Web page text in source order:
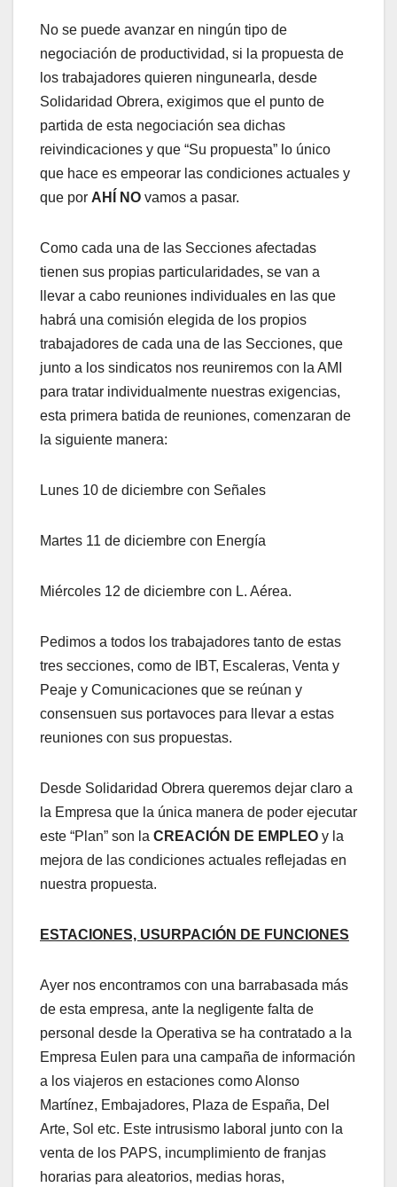
No se puede avanzar en ningún tipo de
negociación de productividad, si la propuesta de
los trabajadores quieren ningunearla, desde
Solidaridad Obrera, exigimos que el punto de
partida de esta negociación sea dichas
reivindicaciones y que “Su propuesta” lo único
que hace es empeorar las condiciones actuales y
que por AHÍ NO vamos a pasar.
Como cada una de las Secciones afectadas
tienen sus propias particularidades, se van a
llevar a cabo reuniones individuales en las que
habrá una comisión elegida de los propios
trabajadores de cada una de las Secciones, que
junto a los sindicatos nos reuniremos con la AMI
para tratar individualmente nuestras exigencias,
esta primera batida de reuniones, comenzaran de
la siguiente manera:
Lunes 10 de diciembre con Señales
Martes 11 de diciembre con Energía
Miércoles 12 de diciembre con L. Aérea.
Pedimos a todos los trabajadores tanto de estas
tres secciones, como de IBT, Escaleras, Venta y
Peaje y Comunicaciones que se reúnan y
consensuen sus portavoces para llevar a estas
reuniones con sus propuestas.
Desde Solidaridad Obrera queremos dejar claro a
la Empresa que la única manera de poder ejecutar
este “Plan” son la CREACIÓN DE EMPLEO y la
mejora de las condiciones actuales reflejadas en
nuestra propuesta.
ESTACIONES, USURPACIÓN DE FUNCIONES
Ayer nos encontramos con una barrabasada más
de esta empresa, ante la negligente falta de
personal desde la Operativa se ha contratado a la
Empresa Eulen para una campaña de información
a los viajeros en estaciones como Alonso
Martínez, Embajadores, Plaza de España, Del
Arte, Sol etc. Este intrusismo laboral junto con la
venta de los PAPS, incumplimiento de franjas
horarias para aleatorios, medias horas,